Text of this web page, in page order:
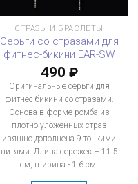
СТРАЗЫ И БРАСЛЕТЫ
Серьги со стразами для
фитнес-бикини EAR-SW
490 ₽
Оригинальные серьги для
фитнес-бикини со стразами.
Основа в форме ромба из
плотно уложенных страз
изящно дополнена 9 тонкими
нитями. Длина сережек – 11.5
см, ширина - 1.6 см.